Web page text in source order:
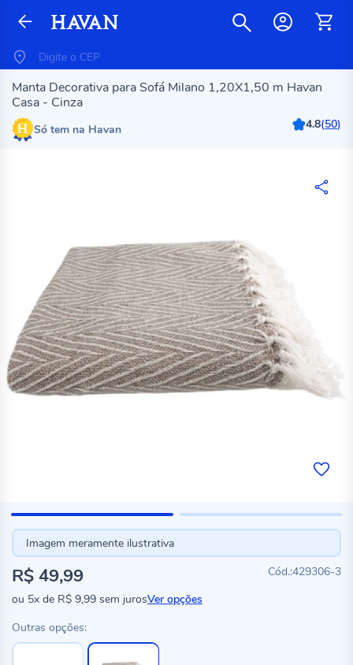
Manta Decorativa para Sofá Milano 1,20X1,50 m Havan
Casa - Cinza
Só tem na Havan 4.8(50)
Imagem meramente ilustrativa
429306-3
R$ 49,99
ou 5x de R$ 9,99 sem jurosVer opções
Outras opções: